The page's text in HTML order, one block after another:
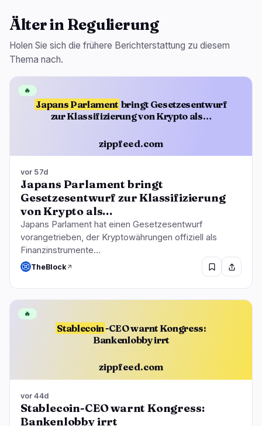
Älter in Regulierung
Holen Sie sich die frühere Berichterstattung zu diesem
Thema nach.
Japans Parlament bringt Gesetzesentwurf
zur Klassifizierung von Krypto als…
zippfeed.com
🔥
vor 57d
Japans Parlament bringt
Gesetzesentwurf zur Klassifizierung
von Krypto als…
Japans Parlament hat einen Gesetzesentwurf
vorangetrieben, der Kryptowährungen offiziell als
Finanzinstrumente…
TheBlock
Stablecoin-CEO warnt Kongress:
Bankenlobby irrt
zippfeed.com
🔥
vor 44d
Stablecoin-CEO warnt Kongress:
Bankenlobby irrt